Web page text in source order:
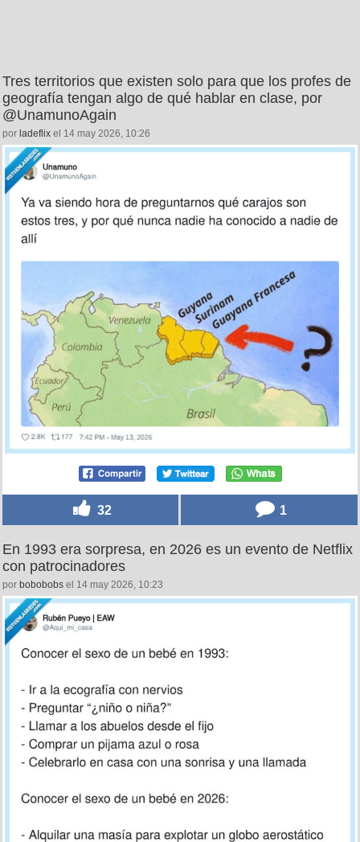
Tres territorios que existen solo para que los profes de
geografía tengan algo de qué hablar en clase, por
@UnamunoAgain
por ladeflix el 14 may 2026, 10:26
32 1
En 1993 era sorpresa, en 2026 es un evento de Netflix
con patrocinadores
por bobobobs el 14 may 2026, 10:23